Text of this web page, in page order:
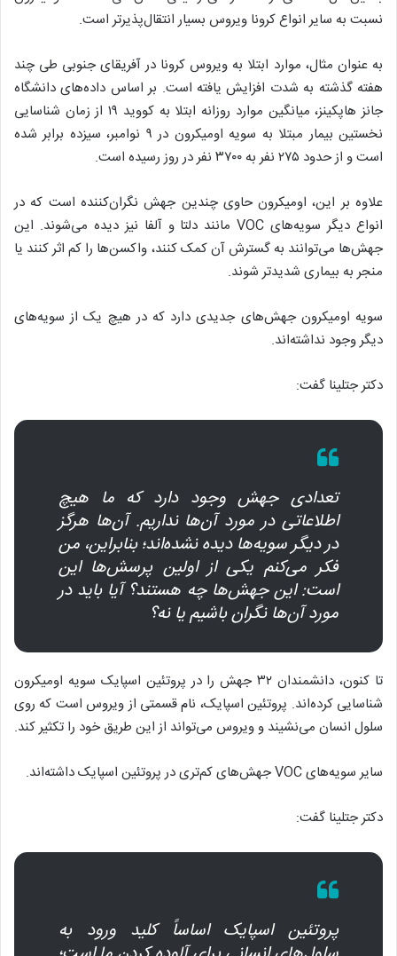
نسبت به سایر انواع کرونا ویروس بسیار انتقال‌پذیرتر است.
به عنوان مثال، موارد ابتلا به ویروس کرونا در آفریقای جنوبی طی چند
هفته گذشته به شدت افزایش یافته است. بر اساس داده‌های دانشگاه
جانز هاپکینز، میانگین موارد روزانه ابتلا به کووید ۱۹ از زمان شناسایی
نخستین بیمار مبتلا به سویه اومیکرون در ۹ نوامبر، سیزده برابر شده
است و از حدود ۲۷۵ نفر به ۳۷۰۰ نفر در روز رسیده است.
علاوه بر این، اومیکرون حاوی چندین جهش نگران‌کننده است که در
انواع دیگر سویه‌های VOC مانند دلتا و آلفا نیز دیده می‌شوند. این
جهش‌ها می‌توانند به گسترش آن کمک کنند، واکسن‌ها را کم اثر کنند یا
منجر به بیماری شدیدتر شوند.
سویه اومیکرون جهش‌های جدیدی دارد که در هیچ یک از سویه‌های
دیگر وجود نداشته‌اند.
دکتر جتلینا گفت:
تعدادی جهش وجود دارد که ما هیچ
اطلاعاتی در مورد آن‌ها نداریم. آن‌ها هرگز
در دیگر سویه‌ها دیده نشده‌اند؛ بنابراین، من
فکر می‌کنم یکی از اولین پرسش‌ها این
است: این‌ جهش‌ها چه هستند؟ آیا باید در
مورد آن‌ها نگران باشیم یا نه؟
تا کنون، دانشمندان ۳۲ جهش را در پروتئین اسپایک سویه اومیکرون
شناسایی کرده‌اند. پروتئین اسپایک، نام قسمتی از ویروس است که روی
سلول انسان می‌نشیند و ویروس می‌تواند از این طریق خود را تکثیر کند.
سایر سویه‌های VOC جهش‌های کم‌تری در پروتئین اسپایک داشته‌اند.
دکتر جتلینا گفت:
پروتئین اسپایک اساساً کلید ورود به